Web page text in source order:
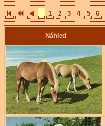
1 2 3 4 5 6
Náhled